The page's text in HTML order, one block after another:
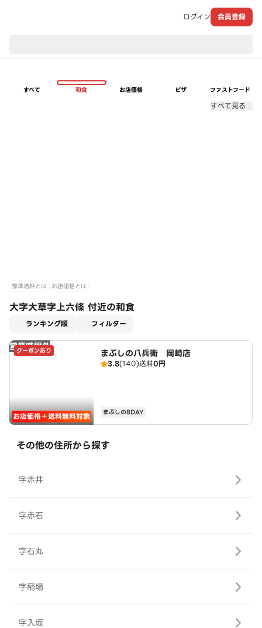
ログイン 会員登録
すべて 和食 お店価格 ピザ ファストフード
すべて見る
標準送料とは お店価格とは
大字大草字上六條 付近の和食
ランキング順 フィルター
営業時間外
クーポンあり
お店価格＋送料無料対象
まぶしの八兵衛 岡崎店
3.8(140)送料0円
まぶしの8DAY
その他の住所から探す
字赤井
字赤石
字石丸
字稲場
字入坂